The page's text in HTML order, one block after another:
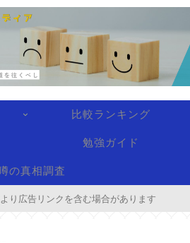
比較ランキング
勉強ガイド
の真相調査
り広告リンクを含む場合があります